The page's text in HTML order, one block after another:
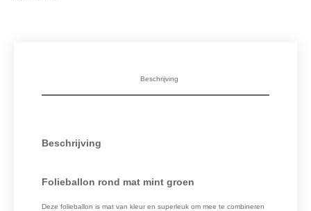
Beschrijving
Beschrijving
Folieballon rond mat mint groen
Deze folieballon is mat van kleur en superleuk om mee te combineren